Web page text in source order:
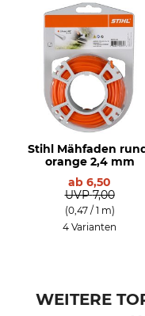
Stihl Mähfaden
orange 2,4 mm
ab 6,50
UVP 7,00
(0,47 / 1 m)
4 Varianten
WEITERE